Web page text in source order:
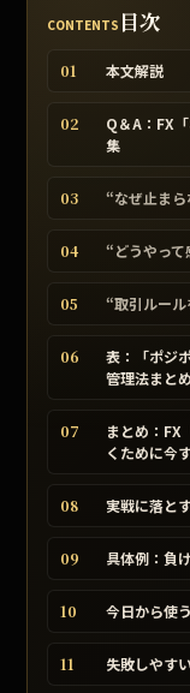
CONTENTS 目次
01 本文解説
02
Q＆A：FX
集
03 “なぜ止ま
04 “どうやって
05 “取引ルー
06
表：「ポジ
管理法まと
07
まとめ：FX
くために今
08 実戦に落と
09 具体例：負
10 今日から使
11 失敗しやす